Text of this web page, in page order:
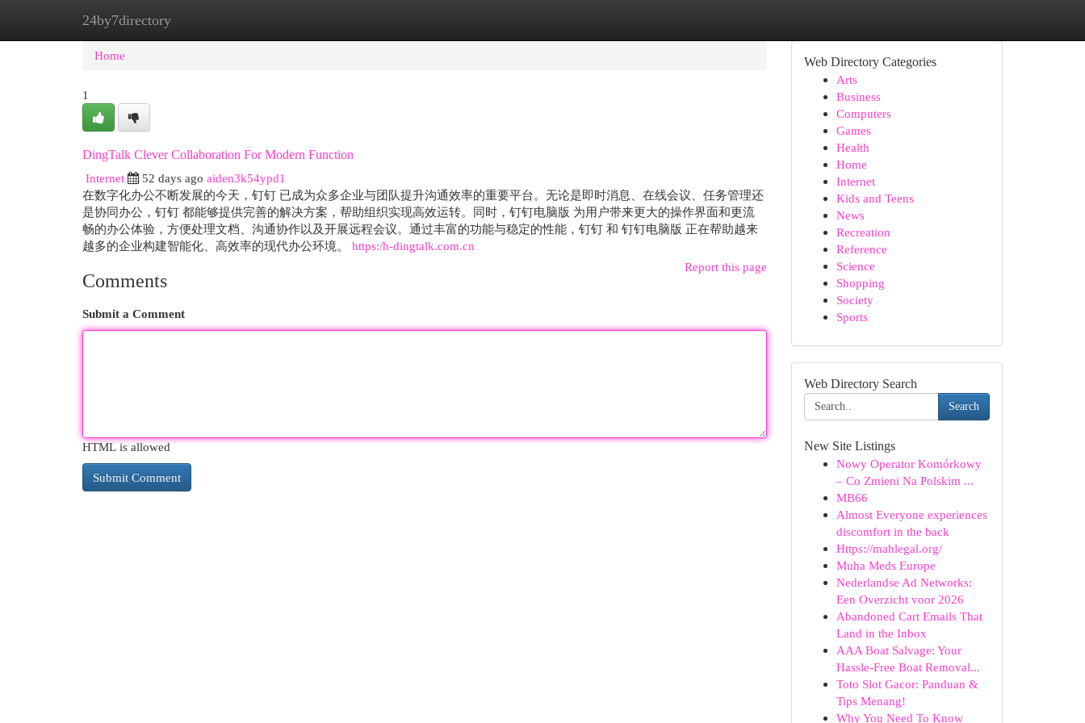
24by7directory
Home New Site Listings
Home
1
DingTalk Clever Collaboration For Modern Function
Internet
52 days ago aiden3k54ypd1
在数字化办公不断发展的今天，钉钉 已成为众多企业与团队提升沟通效率的重要平台。无论是即时消息、在线会议、任务管理还
是协同办公，钉钉 都能够提供完善的解决方案，帮助组织实现高效运转。同时，钉钉电脑版 为用户带来更大的操作界面和更流
畅的办公体验，方便处理文档、沟通协作以及开展远程会议。通过丰富的功能与稳定的性能，钉钉 和 钉钉电脑版 正在帮助越来
越多的企业构建智能化、高效率的现代办公环境。 https:/h-dingtalk.com.cn
Report this page
Comments
Submit a Comment
HTML is allowed
Web Directory Categories
Arts
Business
Computers
Games
Health
Home
Internet
Kids and Teens
News
Recreation
Reference
Science
Shopping
Society
Sports
Web Directory Search
Search
New Site Listings
Nowy Operator Komórkowy
– Co Zmieni Na Polskim ...
MB66
Almost Everyone experiences
discomfort in the back
Https://mahlegal.org/
Muha Meds Europe
Nederlandse Ad Networks:
Een Overzicht voor 2026
Abandoned Cart Emails That
Land in the Inbox
AAA Boat Salvage: Your
Hassle-Free Boat Removal...
Toto Slot Gacor: Panduan &
Tips Menang!
Why You Need To Know